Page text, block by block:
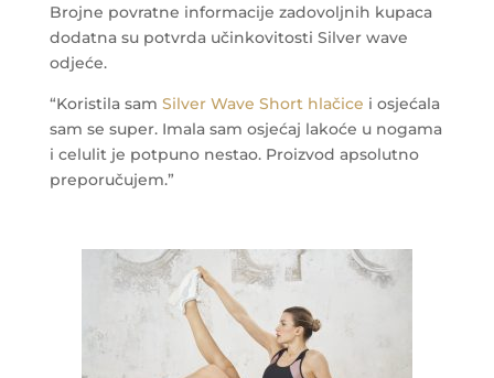
Brojne povratne informacije zadovoljnih kupaca
dodatna su potvrda učinkovitosti Silver wave
odjeće.
“Koristila sam Silver Wave Short hlačice i osjećala
sam se super. Imala sam osjećaj lakoće u nogama
i celulit je potpuno nestao. Proizvod apsolutno
preporučujem.”